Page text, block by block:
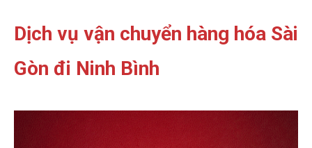
Dịch vụ vận chuyển hàng hóa Sài
Gòn đi Ninh Bình